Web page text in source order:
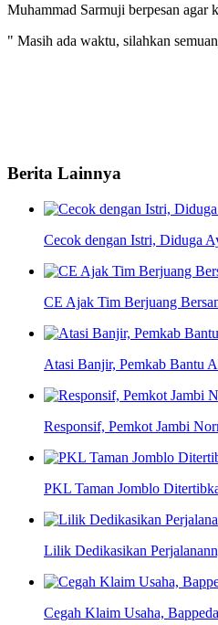
Muhammad Sarmuji berpesan agar
" Masih ada waktu, silahkan
Berita Lainnya
Cecok dengan Istri, Diduga
CE Ajak Tim Berjuang
Atasi Banjir, Pemkab Bantu
Responsif, Pemkot Jambi
PKL Taman Jomblo
Lilik Dedikasikan
Cegah Klaim Usaha,